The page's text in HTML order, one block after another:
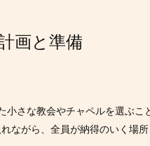
画と準備
小さな教会やチャペルを選ぶ
ながら、全員が納得のいく場所